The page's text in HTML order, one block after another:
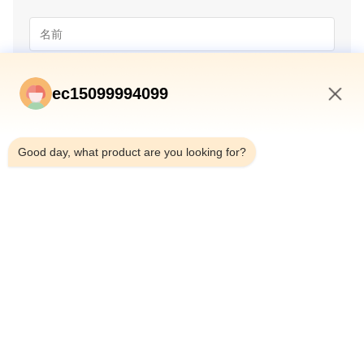
ec15099994099
Good day, what product are you looking for?